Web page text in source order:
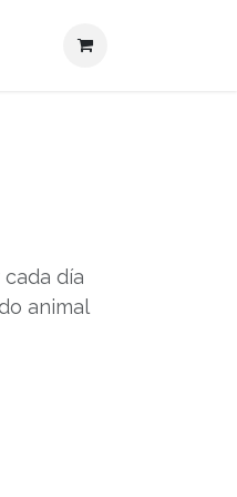
día
animal